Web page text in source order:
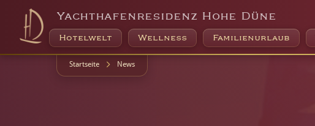
Yachthafenresidenz Hohe Düne
Hotelwelt Wellness Familienurlaub
Startseite News